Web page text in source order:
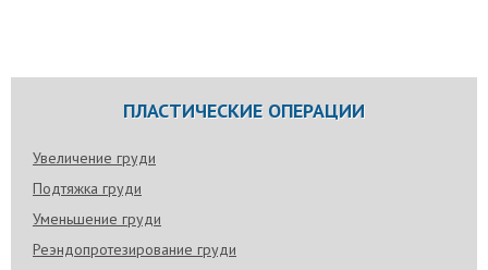
ПЛАСТИЧЕСКИЕ ОПЕРАЦИИ
Увеличение груди
Подтяжка груди
Уменьшение груди
Реэндопротезирование груди